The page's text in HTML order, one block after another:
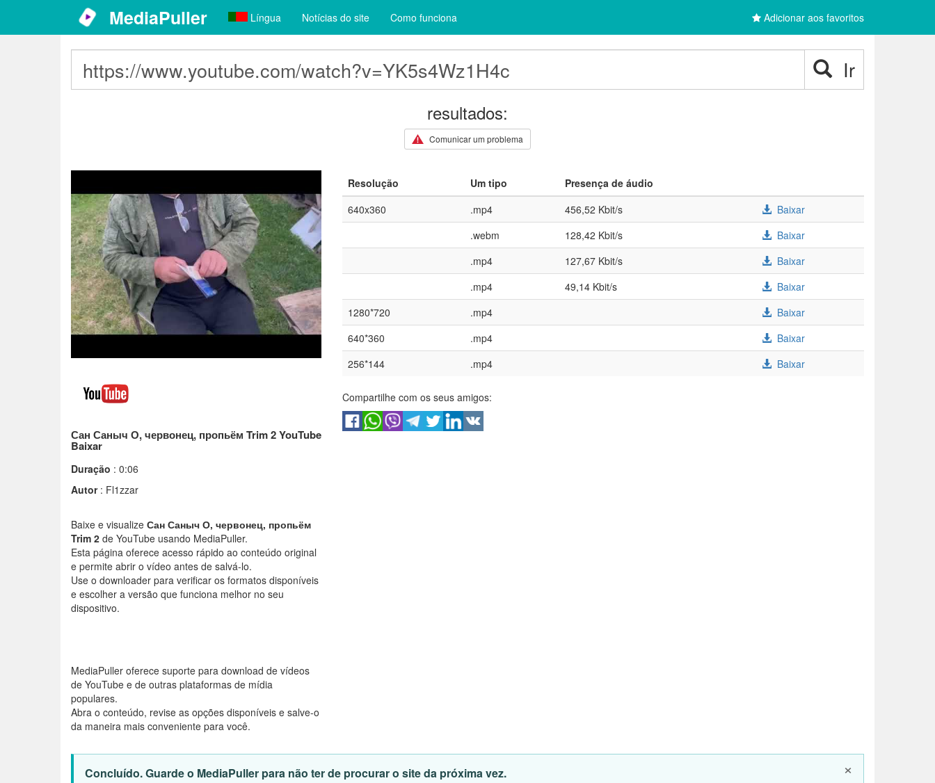
MediaPuller Língua Notícias do site Como funciona Adicionar aos favoritos
Ir
resultados:
Comunicar um problema
Сан Саныч О, червонец, пропьём Trim 2 YouTube
Baixar
Duração : 0:06
Autor: Fl1zzar
Baixe e visualize Сан Саныч О, червонец, пропьём
Trim 2 de YouTube usando MediaPuller.
Esta página oferece acesso rápido ao conteúdo original
e permite abrir o vídeo antes de salvá-lo.
Use o downloader para verificar os formatos disponíveis
e escolher a versão que funciona melhor no seu
dispositivo.
MediaPuller oferece suporte para download de vídeos
de YouTube e de outras plataformas de mídia
populares.
Abra o conteúdo, revise as opções disponíveis e salve-o
da maneira mais conveniente para você.
Resolução Um tipo
Presença de áudio
640x360
.mp4 456,52 Kbit/s
Baixar
.webm
128,42 Kbit/s
Baixar
.mp4
127,67 Kbit/s
Baixar
.mp4
49,14 Kbit/s
Baixar
1280*720
.mp4
Baixar
640*360
.mp4
Baixar
256*144
.mp4 Baixar
Compartilhe com os seus amigos:
×
Concluído. Guarde o MediaPuller para não ter de procurar o site da próxima vez.